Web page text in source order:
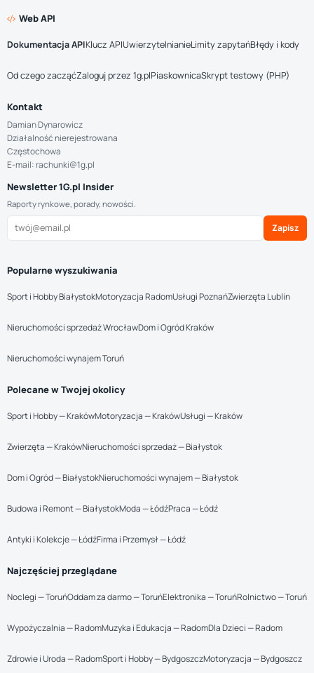
Web API
Dokumentacja APIKlucz APIUwierzytelnianieLimity zapytańBłędy i kody
Od czego zacząćZaloguj przez 1g.plPiaskownicaSkrypt testowy (PHP)
Kontakt
Damian Dynarowicz
Działalność nierejestrowana
Częstochowa
E-mail: rachunki@1g.pl
Newsletter 1G.pl Insider
Raporty rynkowe, porady, nowości.
Zapisz
Popularne wyszukiwania
Sport i Hobby BiałystokMotoryzacja RadomUsługi PoznańZwierzęta Lublin
Nieruchomości sprzedaż WrocławDom i Ogród Kraków
Nieruchomości wynajem Toruń
Polecane w Twojej okolicy
Sport i Hobby — KrakówMotoryzacja — KrakówUsługi — Kraków
Zwierzęta — KrakówNieruchomości sprzedaż — Białystok
Dom i Ogród — BiałystokNieruchomości wynajem — Białystok
Budowa i Remont — BiałystokModa — ŁódźPraca — Łódź
Antyki i Kolekcje — ŁódźFirma i Przemysł — Łódź
Najczęściej przeglądane
Noclegi — ToruńOddam za darmo — ToruńElektronika — ToruńRolnictwo — Toruń
Wypożyczalnia — RadomMuzyka i Edukacja — RadomDla Dzieci — Radom
Zdrowie i Uroda — RadomSport i Hobby — BydgoszczMotoryzacja — Bydgoszcz